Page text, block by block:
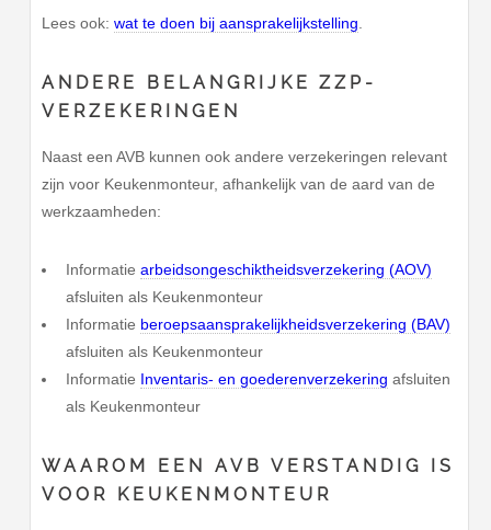
Lees ook:wat te doen bij aansprakelijkstelling
ANDERE BELANGRIJKE ZZP-
VERZEKERINGEN
Naast een AVB kunnen ook andere verzekeringen relevant
zijn voor Keukenmonteur, afhankelijk van de aard van de
werkzaamheden:
Informatie arbeidsongeschiktheidsverzekering (AOV)
afsluiten als Keukenmonteur
Informatie beroepsaansprakelijkheidsverzekering (BAV)
afsluiten als Keukenmonteur
Informatie Inventaris- en goederenverzekering afsluiten
als Keukenmonteur
WAAROM EEN AVB VERSTANDIG IS
VOOR KEUKENMONTEUR